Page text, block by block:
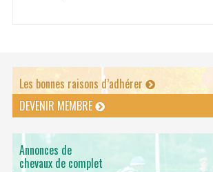
Les bonnes raisons d’adhérer
DEVENIR MEMBRE
Annonces de
chevaux de complet